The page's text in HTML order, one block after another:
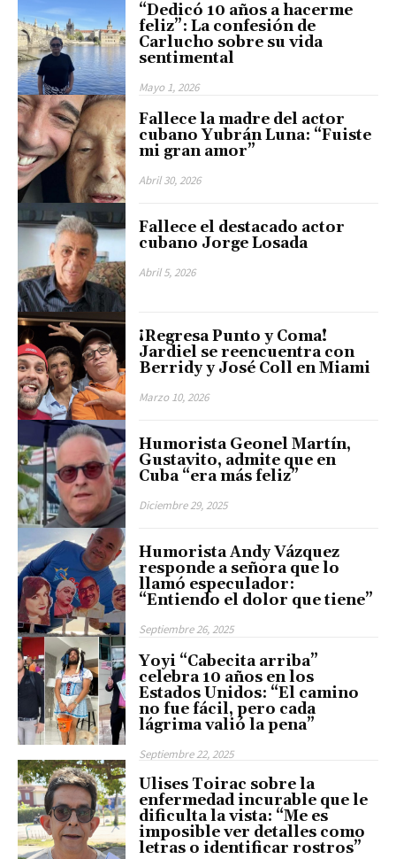
“Dedicó 10 años a hacerme
feliz”: La confesión de
Carlucho sobre su vida
sentimental
Mayo 1, 2026
Fallece la madre del actor
cubano Yubrán Luna: “Fuiste
mi gran amor”
Abril 30, 2026
Fallece el destacado actor
cubano Jorge Losada
Abril 5, 2026
¡Regresa Punto y Coma!
Jardiel se reencuentra con
Berridy y José Coll en Miami
Marzo 10, 2026
Humorista Geonel Martín,
Gustavito, admite que en
Cuba “era más feliz”
Diciembre 29, 2025
Humorista Andy Vázquez
responde a señora que lo
llamó especulador:
“Entiendo el dolor que tiene”
Septiembre 26, 2025
Yoyi “Cabecita arriba”
celebra 10 años en los
Estados Unidos: “El camino
no fue fácil, pero cada
lágrima valió la pena”
Septiembre 22, 2025
Ulises Toirac sobre la
enfermedad incurable que le
dificulta la vista: “Me es
imposible ver detalles como
letras o identificar rostros”